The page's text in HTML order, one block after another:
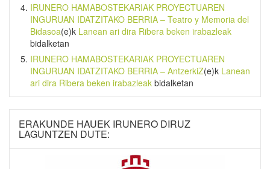
IRUNERO HAMABOSTEKARIAK PROYECTUAREN
INGURUAN IDATZITAKO BERRIA – Teatro y Memoria del
Bidasoa(e)k Lanean ari dira Ribera beken irabazleak
bidalketan
IRUNERO HAMABOSTEKARIAK PROYECTUAREN
INGURUAN IDATZITAKO BERRIA – AntzerkiZ(e)k Lanean
ari dira Ribera beken irabazleak bidalketan
ERAKUNDE HAUEK IRUNERO DIRUZ
LAGUNTZEN DUTE: